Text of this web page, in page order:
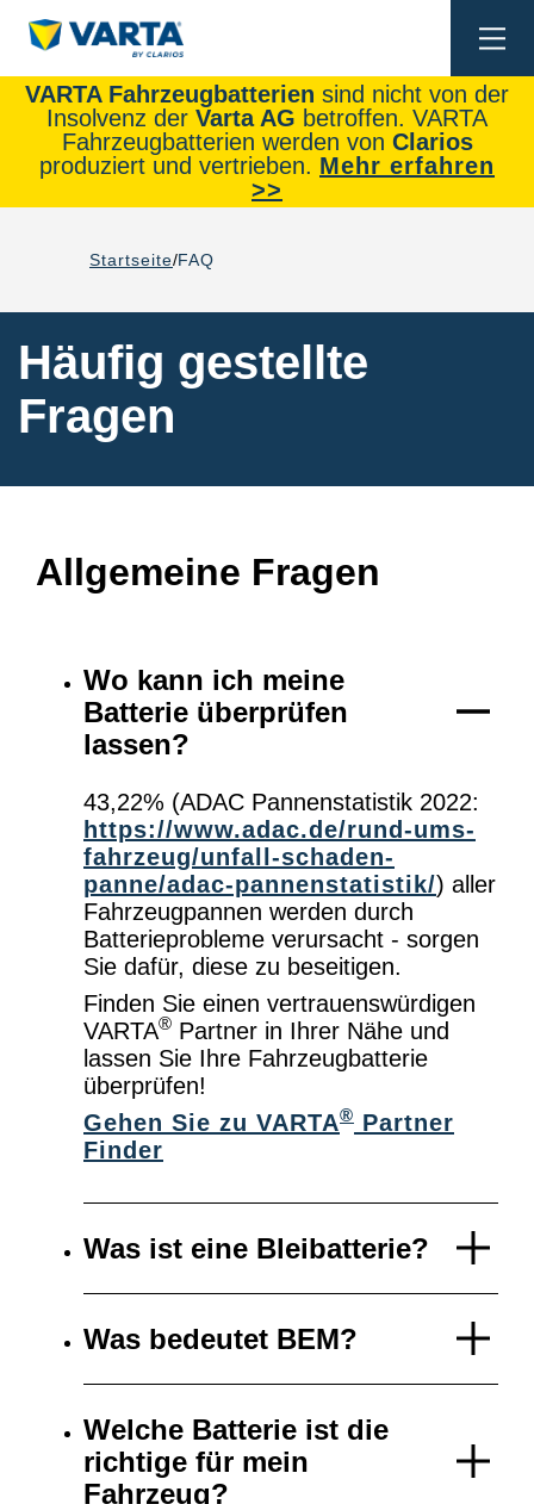
VARTA Fahrzeugbatterien sind nicht von der
Insolvenz der Varta AG betroffen. VARTA
Fahrzeugbatterien werden von Clarios
produziert und vertrieben. Mehr erfahren
>>
Startseite FAQ
Häufig gestellte
Fragen
Allgemeine Fragen
Wo kann ich meine
Batterie überprüfen
lassen?
43,22% (ADAC Pannenstatistik 2022:
https://www.adac.de/rund-ums-
fahrzeug/unfall-schaden-
panne/adac-pannenstatistik/) aller
Fahrzeugpannen werden durch
Batterieprobleme verursacht - sorgen
Sie dafür, diese zu beseitigen.
Finden Sie einen vertrauenswürdigen
VARTA® Partner in Ihrer Nähe und
lassen Sie Ihre Fahrzeugbatterie
überprüfen!
Gehen Sie zu VARTA® Partner
Finder
Was ist eine Bleibatterie?
Was bedeutet BEM?
Welche Batterie ist die
richtige für mein
Fahrzeug?